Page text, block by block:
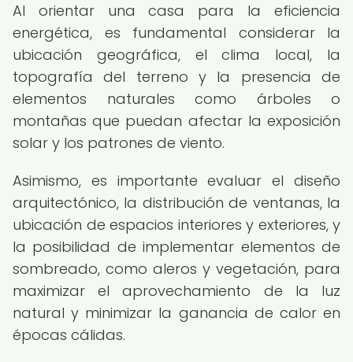
Al orientar una casa para la eficiencia
energética, es fundamental considerar la
ubicación geográfica, el clima local, la
topografía del terreno y la presencia de
elementos naturales como árboles o
montañas que puedan afectar la exposición
solar y los patrones de viento.
Asimismo, es importante evaluar el diseño
arquitectónico, la distribución de ventanas, la
ubicación de espacios interiores y exteriores, y
la posibilidad de implementar elementos de
sombreado, como aleros y vegetación, para
maximizar el aprovechamiento de la luz
natural y minimizar la ganancia de calor en
épocas cálidas.